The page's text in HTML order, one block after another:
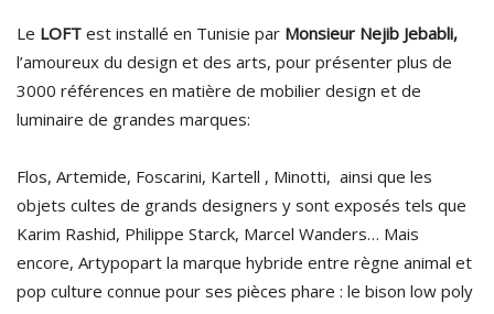
Le LOFT est installé en Tunisie par Monsieur Nejib Jebabli,
l’amoureux du design et des arts, pour présenter plus de
3000 références en matière de mobilier design et de
luminaire de grandes marques:
Flos, Artemide, Foscarini, Kartell , Minotti, ainsi que les
objets cultes de grands designers y sont exposés tels que
Karim Rashid, Philippe Starck, Marcel Wanders… Mais
encore, Artypopart la marque hybride entre règne animal et
pop culture connue pour ses pièces phare : le bison low poly